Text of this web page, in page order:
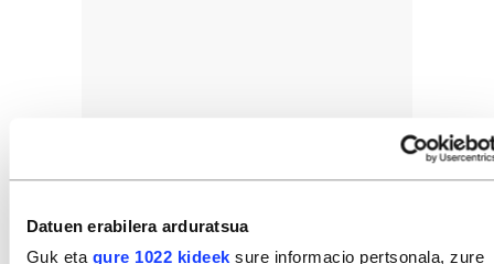
Datuen erabilera arduratsua
Guk eta gure 1022 kideek sure informacio pertsonala, zure